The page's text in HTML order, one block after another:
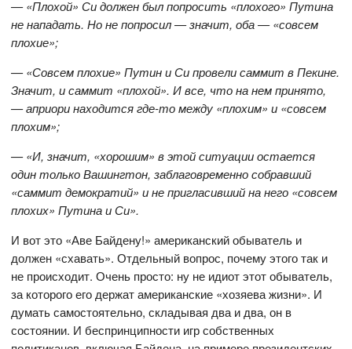
— «Плохой» Си должен был попросить «плохого» Путина
не нападать. Но не попросил — значит, оба —«совсем
плохие»;
— «Совсем плохие» Путин и Си провели саммит в Пекине.
Значит, и саммит «плохой». И все, что на нем принято,
— априори находится где-то между «плохим» и «совсем
плохим»;
— «И, значит, «хорошим» в этой ситуации остается
один только Вашингтон, заблаговременно собравший
«саммит демократий» и не пригласивший на него «совсем
плохих» Путина и Си».
И вот это «Аве Байдену!» американский обыватель и
должен «схавать». Отдельный вопрос, почему этого так и
не происходит. Очень просто: ну не идиот этот обыватель,
за которого его держат американские «хозяева жизни». И
думать самостоятельно, складывая два и два, он в
состоянии. И беспринципности игр собственных